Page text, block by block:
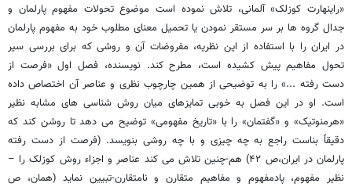
«راینهارت کوزلک» آلمانی، تلاش نموده است موضوع تحولات مفهوم پارلمان و
جدال گروه ها بر سر مستقر نمودن یا تحمیل معنای مطلوب خود به مفهوم پارلمان
در ایران را با استفاده از این نظریه، مفروضات آن و روشی که برای بررسی سیر
تحول مفاهیم پیش کشیده است، مطرح کند. نویسنده، فصل اول «فرصت از
دست رفته ...» را به توضیحی از همین چارچوب نظری و عناصر آن اختصاص داده
است. او در این فصل به خوبی تمایزهای میان روش شناسی های مشابه نظیر
«هرمنوتیک» و «گفتمان» را با «تاریخ مفهومی» توضیح می دهد تا روشن کند که
دقیقاً بناست راجع به چه چیزی و با چه روشی بنویسد. (فرصت از دست رفته
پارلمان در ایران،ص ۴۲) هم-چنین تلاش می کند عناصر و اجزاء روش کوزلک را –
نظیر مفهوم، پادمفهوم و مفاهیم متقارن و نامتقارن-تبیین نماید (همان، ص